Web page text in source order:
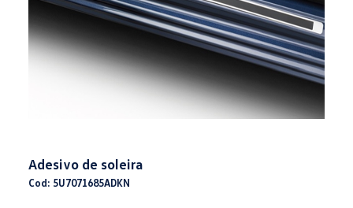
Adesivo de soleira
Cod: 5U7071685ADKN